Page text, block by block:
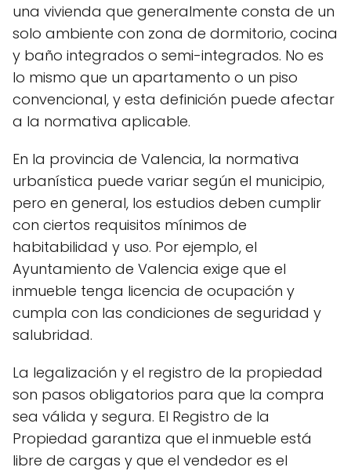
una vivienda que generalmente consta de un
solo ambiente con zona de dormitorio, cocina
y baño integrados o semi-integrados. No es
lo mismo que un apartamento o un piso
convencional, y esta definición puede afectar
a la normativa aplicable.
En la provincia de Valencia, la normativa
urbanística puede variar según el municipio,
pero en general, los estudios deben cumplir
con ciertos requisitos mínimos de
habitabilidad y uso. Por ejemplo, el
Ayuntamiento de Valencia exige que el
inmueble tenga licencia de ocupación y
cumpla con las condiciones de seguridad y
salubridad.
La legalización y el registro de la propiedad
son pasos obligatorios para que la compra
sea válida y segura. El Registro de la
Propiedad garantiza que el inmueble está
libre de cargas y que el vendedor es el